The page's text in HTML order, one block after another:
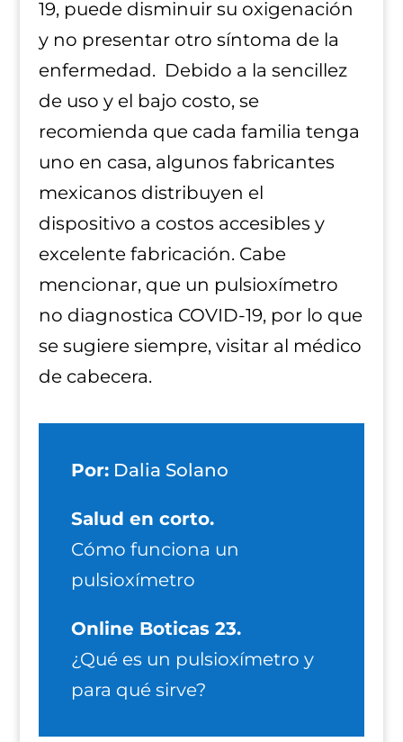
19, puede disminuir su oxigenación
y no presentar otro síntoma de la
enfermedad. Debido a la sencillez
de uso y el bajo costo, se
recomienda que cada familia tenga
uno en casa, algunos fabricantes
mexicanos distribuyen el
dispositivo a costos accesibles y
excelente fabricación. Cabe
mencionar, que un pulsioxímetro
no diagnostica COVID-19, por lo que
se sugiere siempre, visitar al médico
de cabecera.
Por:Dalia Solano
Salud en corto.
Cómo funciona un
pulsioxímetro
Online Boticas 23.
¿Qué es un pulsioxímetro y
para qué sirve?